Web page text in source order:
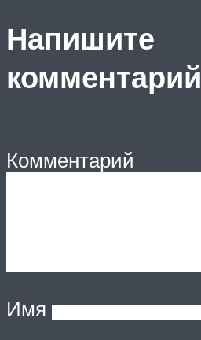
Напишите
комментарий
Комментарий
Имя